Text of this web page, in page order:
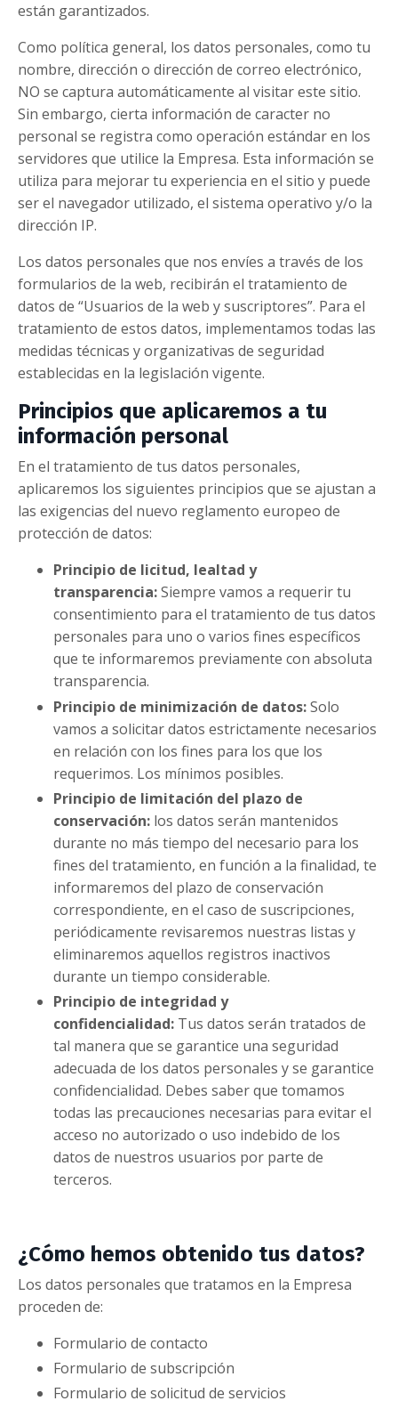
están garantizados.
Como política general, los datos personales, como tu
nombre, dirección o dirección de correo electrónico,
NO se captura automáticamente al visitar este sitio.
Sin embargo, cierta información de caracter no
personal se registra como operación estándar en los
servidores que utilice la Empresa. Esta información se
utiliza para mejorar tu experiencia en el sitio y puede
ser el navegador utilizado, el sistema operativo y/o la
dirección IP.
Los datos personales que nos envíes a través de los
formularios de la web, recibirán el tratamiento de
datos de “Usuarios de la web y suscriptores”. Para el
tratamiento de estos datos, implementamos todas las
medidas técnicas y organizativas de seguridad
establecidas en la legislación vigente.
Principios que aplicaremos a tu
información personal
En el tratamiento de tus datos personales,
aplicaremos los siguientes principios que se ajustan a
las exigencias del nuevo reglamento europeo de
protección de datos:
Principio de licitud, lealtad y
transparencia:Siempre vamos a requerir tu
consentimiento para el tratamiento de tus datos
personales para uno o varios fines específicos
que te informaremos previamente con absoluta
transparencia.
Principio de minimización de datos:Solo
vamos a solicitar datos estrictamente necesarios
en relación con los fines para los que los
requerimos. Los mínimos posibles.
Principio de limitación del plazo de
conservación: los datos serán mantenidos
durante no más tiempo del necesario para los
fines del tratamiento, en función a la finalidad, te
informaremos del plazo de conservación
correspondiente, en el caso de suscripciones,
periódicamente revisaremos nuestras listas y
eliminaremos aquellos registros inactivos
durante un tiempo considerable.
Principio de integridad y
confidencialidad: Tus datos serán tratados de
tal manera que se garantice una seguridad
adecuada de los datos personales y se garantice
confidencialidad. Debes saber que tomamos
todas las precauciones necesarias para evitar el
acceso no autorizado o uso indebido de los
datos de nuestros usuarios por parte de
terceros.
¿Cómo hemos obtenido tus datos?
Los datos personales que tratamos en la Empresa
proceden de:
Formulario de contacto
Formulario de subscripción
Formulario de solicitud de servicios